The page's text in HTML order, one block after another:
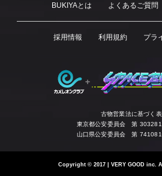
BUKIYAとは よくあるご質問
採用情報 利用規約 プラ
古物営業法に基づく
東京都公安委員会 第
山口県公安委員会 第
Copyright ©2017 | VERY GOOD inc.